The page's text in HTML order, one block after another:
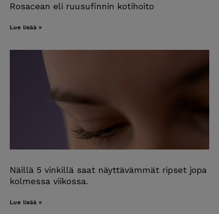
Rosacean eli ruusufinnin kotihoito
Lue lisää »
Näillä 5 vinkillä saat näyttävämmät ripset jopa
kolmessa viikossa.
Lue lisää »